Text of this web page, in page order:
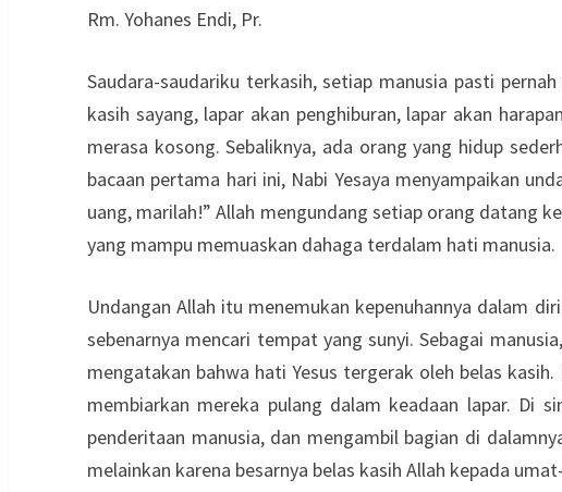
Rm. Yohanes Endi, Pr.
Saudara-saudariku terkasih, setiap manusia pasti
kasih sayang, lapar akan penghiburan, lapar akan
merasa kosong. Sebaliknya, ada orang yang hidup
bacaan pertama hari ini, Nabi Yesaya menyampaikan
uang, marilah!” Allah mengundang setiap orang datang
yang mampu memuaskan dahaga terdalam hati manusia.
Undangan Allah itu menemukan kepenuhannya dalam
sebenarnya mencari tempat yang sunyi. Sebagai
mengatakan bahwa hati Yesus tergerak oleh belas
membiarkan mereka pulang dalam keadaan lapar. Di
penderitaan manusia, dan mengambil bagian di
melainkan karena besarnya belas kasih Allah kepada